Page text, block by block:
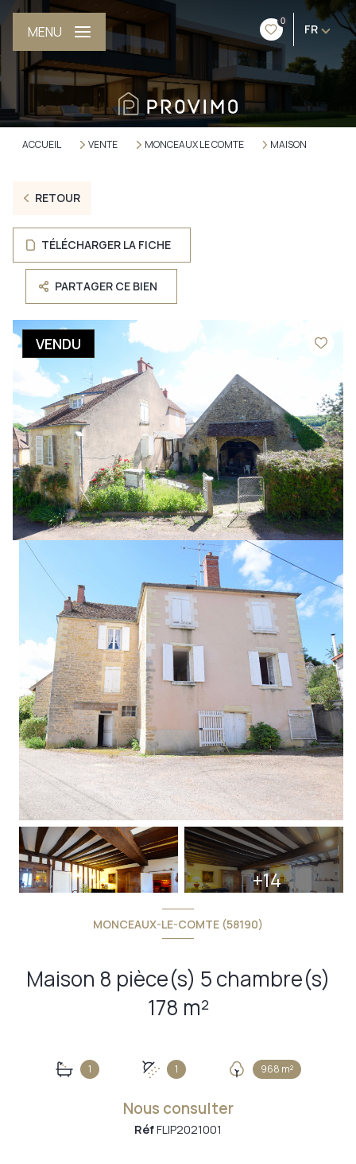
0
FR
MENU
ACCUEIL VENTE MONCEAUX LE COMTE MAISON
RETOUR
TÉLÉCHARGER LA FICHE
PARTAGER CE BIEN
VENDU
+14
MONCEAUX-LE-COMTE (58190)
Maison 8 pièce(s) 5 chambre(s)
178 m²
1 1 968 m²
Nous consulter
RéfFLIP2021001